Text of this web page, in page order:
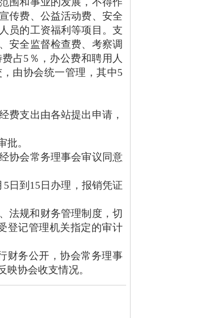
传费、公益活动费、安全
员的工资福利等项目。支
安全监督检查费、考察调
占5 ％，办公费和聘用人
由协会统一管理，其中5
费支出由各站提出申请，
。
协会常务理事会审议同意
5 日到 15 日办理，报销凭证
法规和财务管理制度，切
登记管理机关指定的审计
财务公开，协会常务理事
协会收支情况。